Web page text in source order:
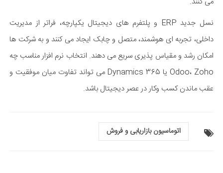
نسل جدید ERP و پلتفرم های دیجیتال یکپارچه، فراتر از مدیریت
داخلی، تجربه ای هوشمند، متصل و چابک ایجاد می کنند و به شرکت ها
امکان رشد و مقیاس پذیری سریع می دهند. انتخاب نرم افزار مناسب چه
Odoo، Zoho یا Dynamics 365 می تواند تفاوت میان موفقیت و
عقب ماندن کسب وکار در عصر دیجیتال باشد.
اتوماسیون بازاریابی و فروش